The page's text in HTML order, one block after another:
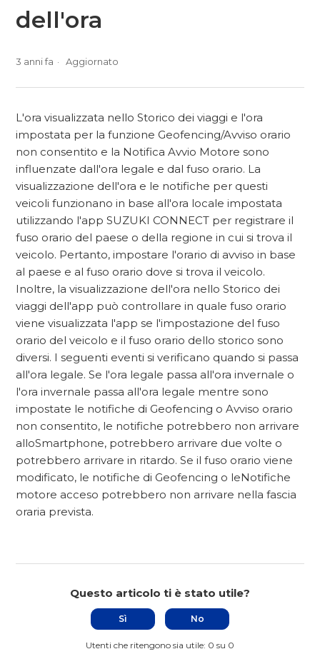
dell'ora
3 anni fa Aggiornato
L'ora visualizzata nello Storico dei viaggi e l'ora
impostata per la funzione Geofencing/Avviso orario
non consentito e la Notifica Avvio Motore sono
influenzate dall'ora legale e dal fuso orario. La
visualizzazione dell'ora e le notifiche per questi
veicoli funzionano in base all'ora locale impostata
utilizzando l'app SUZUKI CONNECT per registrare il
fuso orario del paese o della regione in cui si trova il
veicolo. Pertanto, impostare l'orario di avviso in base
al paese e al fuso orario dove si trova il veicolo.
Inoltre, la visualizzazione dell'ora nello Storico dei
viaggi dell'app può controllare in quale fuso orario
viene visualizzata l'app se l'impostazione del fuso
orario del veicolo e il fuso orario dello storico sono
diversi. I seguenti eventi si verificano quando si passa
all'ora legale. Se l'ora legale passa all'ora invernale o
l'ora invernale passa all'ora legale mentre sono
impostate le notifiche di Geofencing o Avviso orario
non consentito, le notifiche potrebbero non arrivare
alloSmartphone, potrebbero arrivare due volte o
potrebbero arrivare in ritardo. Se il fuso orario viene
modificato, le notifiche di Geofencing o leNotifiche
motore acceso potrebbero non arrivare nella fascia
oraria prevista.
Questo articolo ti è stato utile?
Sì No
Utenti che ritengono sia utile: 0 su 0